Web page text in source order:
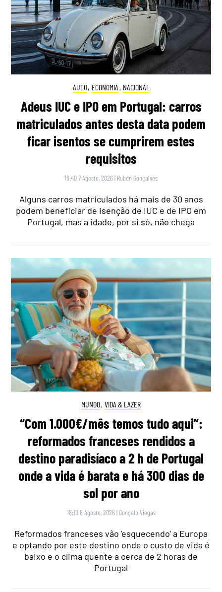
AUTO, ECONOMIA , NACIONAL
Adeus IUC e IPO em Portugal: carros
matriculados antes desta data podem
ficar isentos se cumprirem estes
requisitos
16:40 7 Agosto, 2026 | Rubén Gonçalves
Alguns carros matriculados há mais de 30 anos
podem beneficiar de isenção de IUC e de IPO em
Portugal, mas a idade, por si só, não chega
MUNDO, VIDA & LAZER
“Com 1.000€/mês temos tudo aqui”:
reformados franceses rendidos a
destino paradisíaco a 2 h de Portugal
onde a vida é barata e há 300 dias de
sol por ano
18:10 8 Agosto, 2026 | Gonçalo Viegas
Reformados franceses vão 'esquecendo' a Europa
e optando por este destino onde o custo de vida é
baixo e o clima quente a cerca de 2 horas de
Portugal